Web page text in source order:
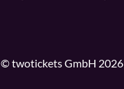
© twotickets GmbH 2026